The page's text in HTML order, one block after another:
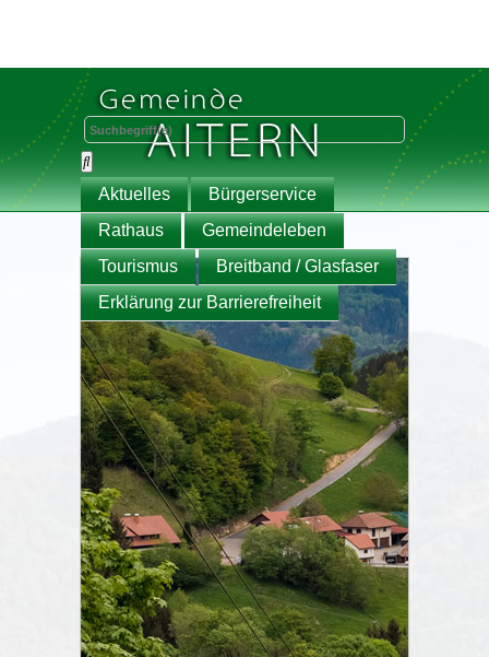
Aktuelles
Bürgerservice
Rathaus
Gemeindeleben
Tourismus
Breitband / Glasfaser
Erklärung zur Barrierefreiheit